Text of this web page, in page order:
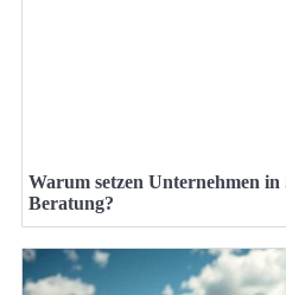
Warum setzen Unternehmen
Beratung?